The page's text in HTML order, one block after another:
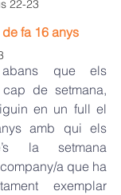
22-23
fa 16 anys
que els
de setmana,
en un full el
amb qui els
la setmana
a que ha
exemplar